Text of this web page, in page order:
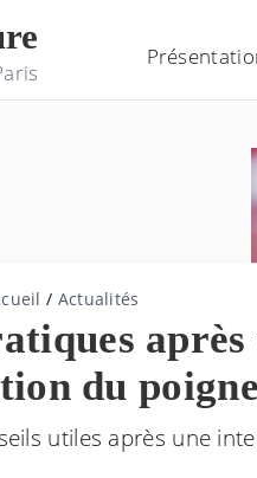
/ Actualités
après
du
utiles après une